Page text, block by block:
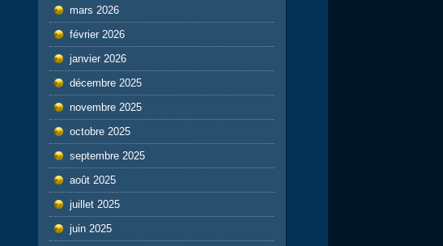
mars 2026
février 2026
janvier 2026
décembre 2025
novembre 2025
octobre 2025
septembre 2025
août 2025
juillet 2025
juin 2025